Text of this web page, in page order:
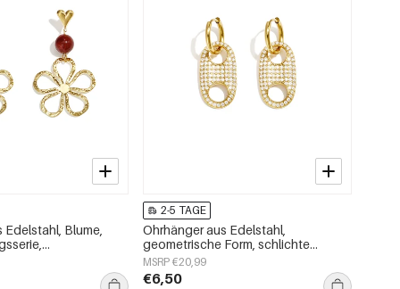
Edelstahl, Blume,
2-5 TAGE
Ohrhänger aus Edelstahl,
geometrische Form, schlichte
Alltags-Serie, Damenschmuck
MSRP €20,99
€6,50